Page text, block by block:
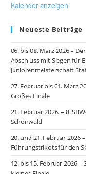
Kalender anzeigen
Neueste Beiträge
06. bis 08. März 2026 –
Abschluss mit Siegen für
Juniorenmeisterschaft
27. Februar bis 01. März
Großes Finale
21. Februar 2026. – 8.
Schönwald
20. und 21. Februar 2026
Führungstrikots für den
12. bis 15. Februar 2026 –